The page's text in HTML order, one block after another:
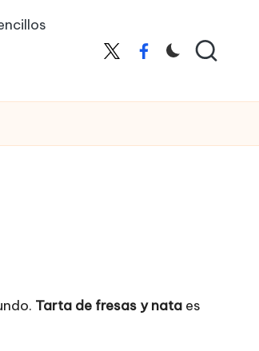
X Facebook
Tarta de fresas y nata es